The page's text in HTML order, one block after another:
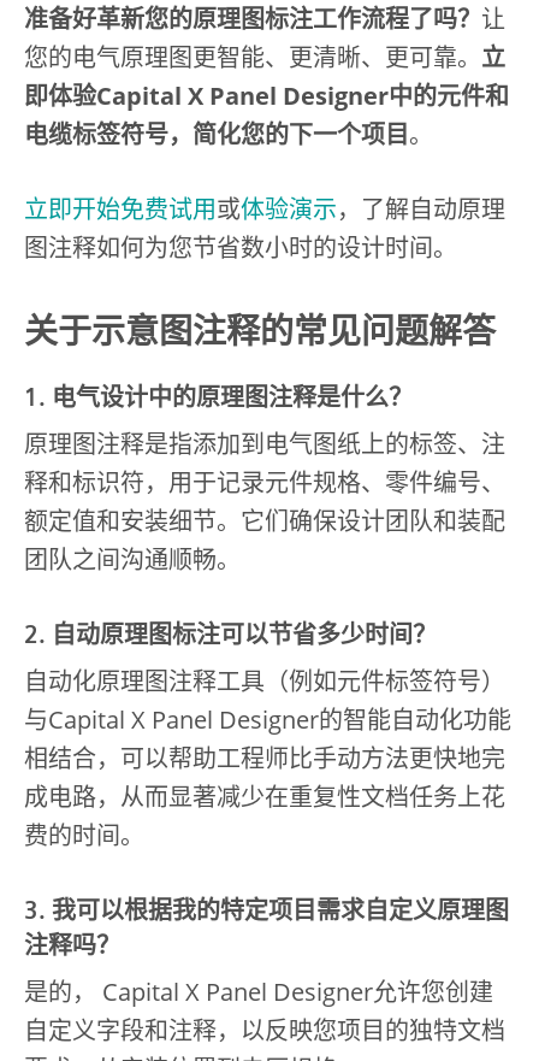
准备好革新您的原理图标注工作流程了吗？ 让
您的电气原理图更智能、更清晰、更可靠。 立
即体验Capital X Panel Designer中的元件和
电缆标签符号，简化您的下一个项目。
立即开始免费试用或体验演示，了解自动原理
图注释如何为您节省数小时的设计时间。
关于示意图注释的常见问题解答
1. 电气设计中的原理图注释是什么？
原理图注释是指添加到电气图纸上的标签、注
释和标识符，用于记录元件规格、零件编号、
额定值和安装细节。它们确保设计团队和装配
团队之间沟通顺畅。
2. 自动原理图标注可以节省多少时间？
自动化原理图注释工具（例如元件标签符号）
与Capital X Panel Designer的智能自动化功能
相结合，可以帮助工程师比手动方法更快地完
成电路，从而显著减少在重复性文档任务上花
费的时间。
3. 我可以根据我的特定项目需求自定义原理图
注释吗？
是的， Capital X Panel Designer允许您创建
自定义字段和注释，以反映您项目的独特文档